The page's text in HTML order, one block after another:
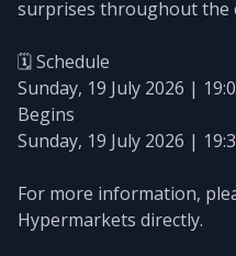
surprises throughout the
🗓️ Schedule
Sunday, 19 July 2026 |
Begins
Sunday, 19 July 2026 |
For more information,
Hypermarkets directly.